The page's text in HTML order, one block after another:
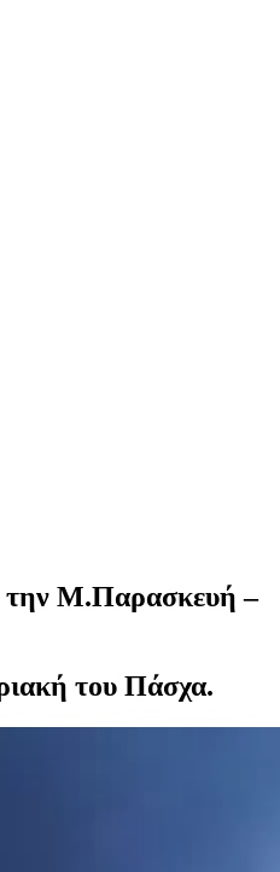
την Μ.Παρασκευή –
του Πάσχα.